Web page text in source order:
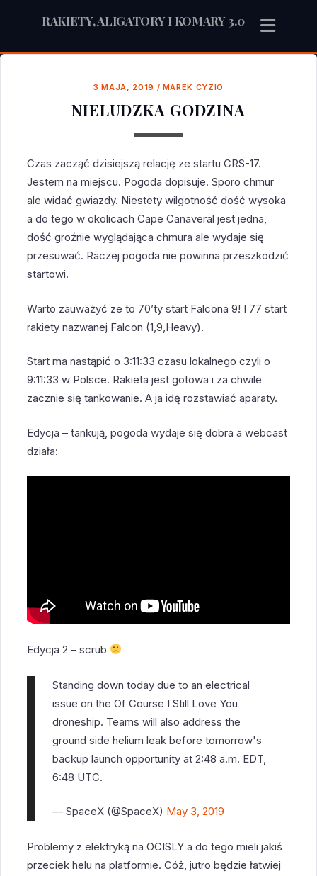
RAKIETY, ALIGATORY I KOMARY 3.0
3 MAJA, 2019 / MAREK CYZIO
NIELUDZKA GODZINA
Czas zacząć dzisiejszą relację ze startu CRS-17.
Jestem na miejscu. Pogoda dopisuje. Sporo chmur
ale widać gwiazdy. Niestety wilgotność dość wysoka
a do tego w okolicach Cape Canaveral jest jedna,
dość groźnie wyglądająca chmura ale wydaje się
przesuwać. Raczej pogoda nie powinna przeszkodzić
startowi.
Warto zauważyć ze to 70’ty start Falcona 9! I 77 start
rakiety nazwanej Falcon (1,9,Heavy).
Start ma nastąpić o 3:11:33 czasu lokalnego czyli o
9:11:33 w Polsce. Rakieta jest gotowa i za chwile
zacznie się tankowanie. A ja idę rozstawiać aparaty.
Edycja – tankują, pogoda wydaje się dobra a webcast
działa:
Edycja 2 – scrub
Standing down today due to an electrical
issue on the Of Course I Still Love You
droneship. Teams will also address the
ground side helium leak before tomorrow's
backup launch opportunity at 2:48 a.m. EDT,
6:48 UTC.
— SpaceX (@SpaceX) May 3, 2019
Problemy z elektryką na OCISLY a do tego mieli jakiś
przeciek helu na platformie. Cóż, jutro będzie łatwiej